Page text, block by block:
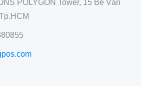
POLYGON Tower, 15 Bế Văn